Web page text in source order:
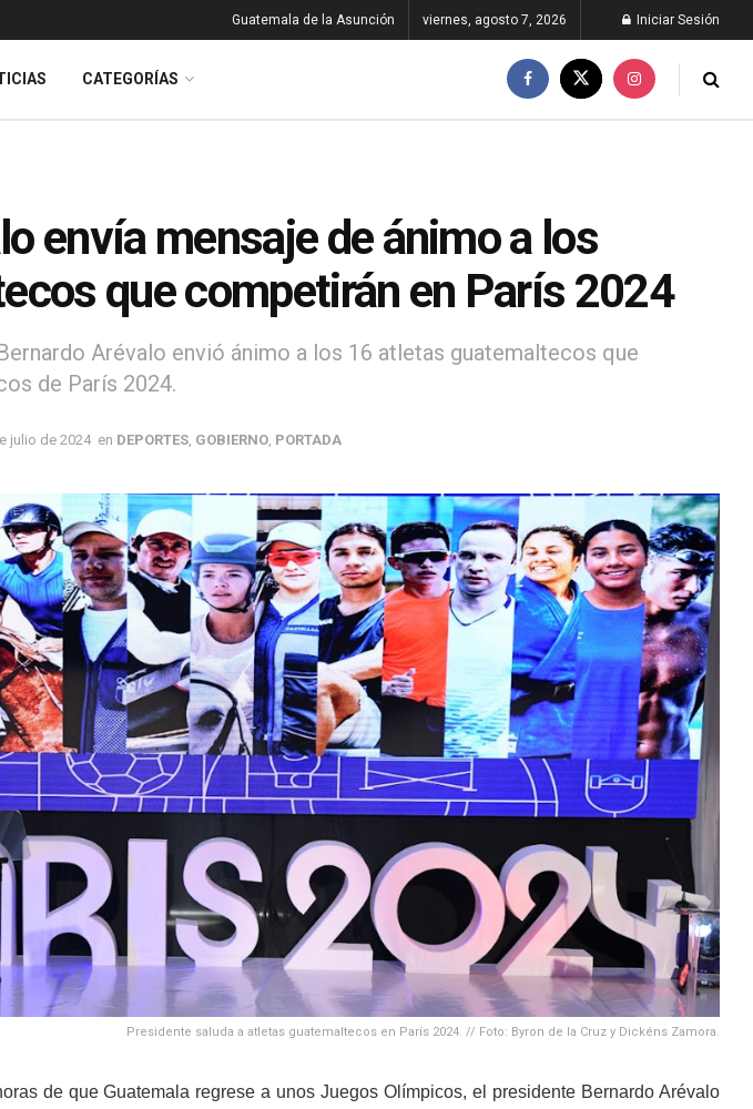
Guatemala de la Asunción viernes, agosto 7, 2026 Iniciar Sesión
CATEGORÍAS
envía mensaje de ánimo a los
que competirán en París 2024
Arévalo envió ánimo a los 16 atletas guatemaltecos que
de París 2024.
julio de 2024 en DEPORTES GOBIERNO PORTADA
Presidente saluda a atletas guatemaltecos en París 2024. // Foto: Byron de la Cruz y Dickéns Zamora.
de que Guatemala regrese a unos Juegos Olímpicos, el presidente Bernardo Arévalo